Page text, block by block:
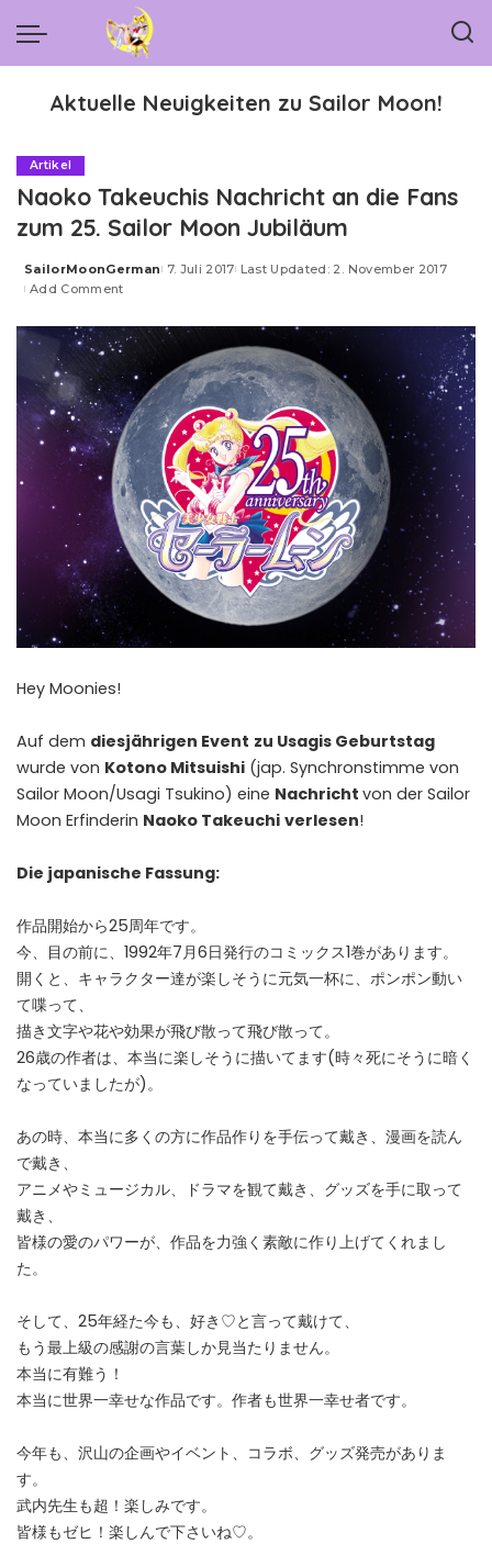
Aktuelle Neuigkeiten zu Sailor Moon!
Artikel
Naoko Takeuchis Nachricht an die Fans
zum 25. Sailor Moon Jubiläum
Posted
by
SailorMoonGerman 7. Juli 2017 Last Updated: 2. November 2017
Add Comment
Hey Moonies!
Auf dem diesjährigen Event zu Usagis Geburtstag
wurde von Kotono Mitsuishi (jap. Synchronstimme von
Sailor Moon/Usagi Tsukino) eine Nachricht von der Sailor
Moon Erfinderin Naoko Takeuchi verlesen!
Die japanische Fassung:
作品開始から25周年です。
今、目の前に、1992年7月6日発行のコミックス1巻があります。
開くと、キャラクター達が楽しそうに元気一杯に、ポンポン動い
て喋って、
描き文字や花や効果が飛び散って飛び散って。
26歳の作者は、本当に楽しそうに描いてます(時々死にそうに暗く
なっていましたが)。
あの時、本当に多くの方に作品作りを手伝って戴き、漫画を読ん
で戴き、
アニメやミュージカル、ドラマを観て戴き、グッズを手に取って
戴き、
皆様の愛のパワーが、作品を力強く素敵に作り上げてくれまし
た。
そして、25年経た今も、好き♡と言って戴けて、
もう最上級の感謝の言葉しか見当たりません。
本当に有難う！
本当に世界一幸せな作品です。作者も世界一幸せ者です。
今年も、沢山の企画やイベント、コラボ、グッズ発売がありま
す。
武内先生も超！楽しみです。
皆様もゼヒ！楽しんで下さいね♡。